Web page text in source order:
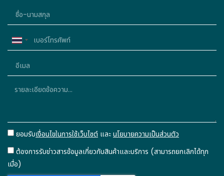
Thailand
ยอมรับเงื่อนไขในการใช้เว็บไซต์ และ นโยบายความเป็นส่วนตัว
ต้องการรับข่าวสารข้อมูลเกี่ยวกับสินค้าและบริการ (สามารถยกเลิกได้ทุก
เมื่อ)